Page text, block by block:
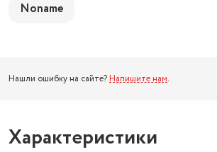
Noname
Нашли ошибку на сайте? Напишите нам.
Характеристики